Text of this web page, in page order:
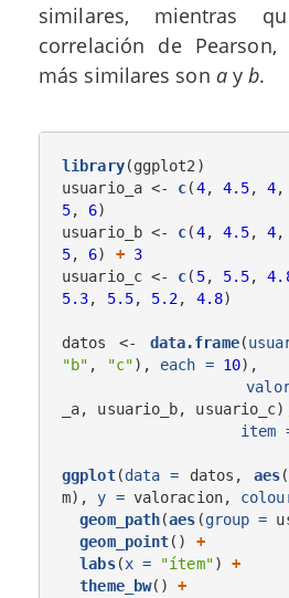
similares, mientras
correlación de Pearson,
más similares son ayb.
library(ggplot2)
usuario_a <-
c(4, 4.5, 4,
5, 6)
usuario_b <-
c(4, 4.5, 4,
5, 6) + 3
usuario_c <-
c( 5, 5.5,
5.3, 5.5, 5.2, 4.8)
datos <- data.frame(
"b" , "c"), each = 10),
_a, usuario_b,
item
ggplot(data = datos, aes(
m), y = valoracion,
geom_path(aes (group =
geom_point() +
labs(x = "ítem") +
theme_bw() +